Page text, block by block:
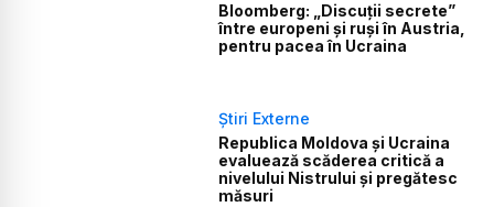
Bloomberg: „Discuții secrete”
între europeni și ruși în Austria,
pentru pacea în Ucraina
Știri Externe
Republica Moldova și Ucraina
evaluează scăderea critică a
nivelului Nistrului și pregătesc
măsuri